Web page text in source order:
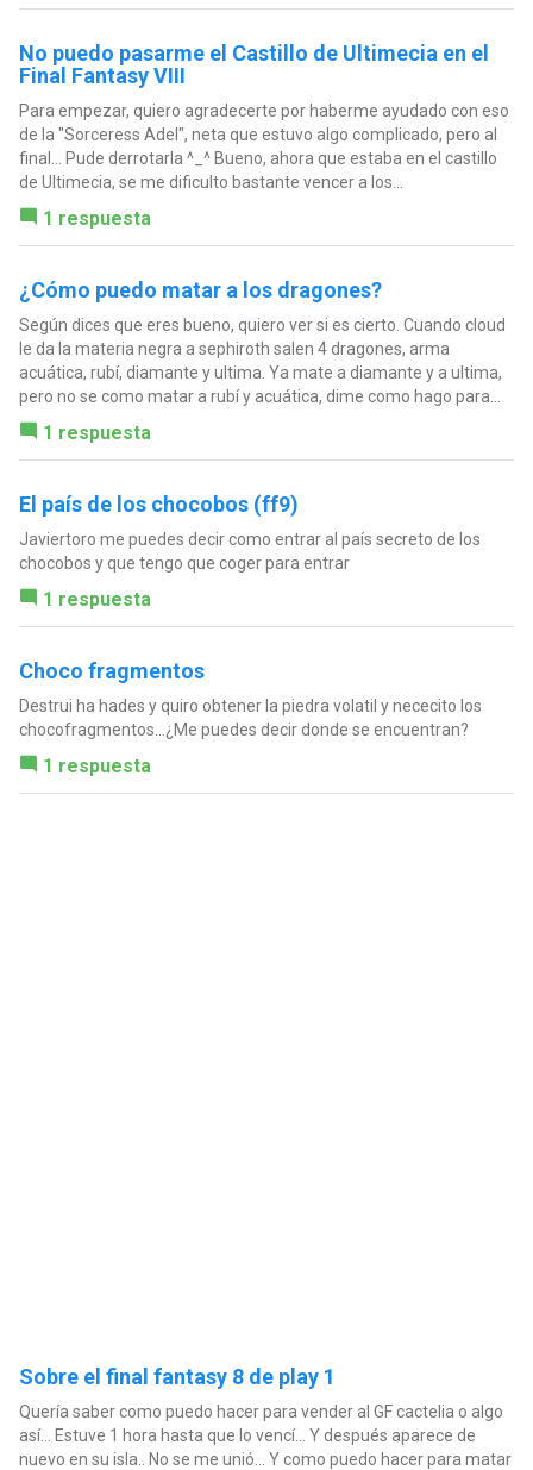
No puedo pasarme el Castillo de Ultimecia en el
Final Fantasy VIII
Para empezar, quiero agradecerte por haberme ayudado con eso
de la "Sorceress Adel", neta que estuvo algo complicado, pero al
final... Pude derrotarla ^_^ Bueno, ahora que estaba en el castillo
de Ultimecia, se me dificulto bastante vencer a los...
1 respuesta
¿Cómo puedo matar a los dragones?
Según dices que eres bueno, quiero ver si es cierto. Cuando cloud
le da la materia negra a sephiroth salen 4 dragones, arma
acuática, rubí, diamante y ultima. Ya mate a diamante y a ultima,
pero no se como matar a rubí y acuática, dime como hago para...
1 respuesta
El país de los chocobos (ff9)
Javiertoro me puedes decir como entrar al país secreto de los
chocobos y que tengo que coger para entrar
1 respuesta
Choco fragmentos
Destrui ha hades y quiro obtener la piedra volatil y nececito los
chocofragmentos...¿Me puedes decir donde se encuentran?
1 respuesta
Sobre el final fantasy 8 de play 1
Quería saber como puedo hacer para vender al GF cactelia o algo
así... Estuve 1 hora hasta que lo vencí... Y después aparece de
nuevo en su isla.. No se me unió... Y como puedo hacer para matar